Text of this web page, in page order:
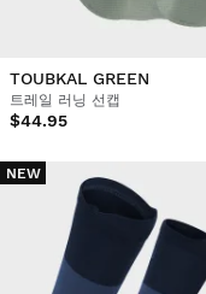
TOUBKAL GREEN
트레일 러닝 선캡
$44.95
NEW